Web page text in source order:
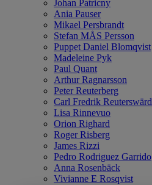
Johan Patricny
Ania Pauser
Mikael Persbrandt
Stefan MÅS Persson
Puppet Daniel Blomqvist
Madeleine Pyk
Paul Quant
Arthur Ragnarsson
Peter Reuterberg
Carl Fredrik Reuterswärd
Lisa Rinnevuo
Orion Righard
Roger Risberg
James Rizzi
Pedro Rodriguez Garrido
Anna Rosenbäck
Vivianne E Rosqvist